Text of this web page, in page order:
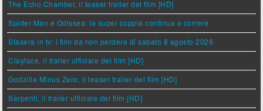
The Echo Chamber, il teaser trailer del film [HD]
Spider Man e Odissea: la super coppia continua a correre
Stasera in tv: i film da non perdere di sabato 8 agosto 2026
Clayface, il trailer ufficiale del film [HD]
Godzilla Minus Zero, il teaser trailer del film [HD]
Serpenti, il trailer ufficiale del film [HD]